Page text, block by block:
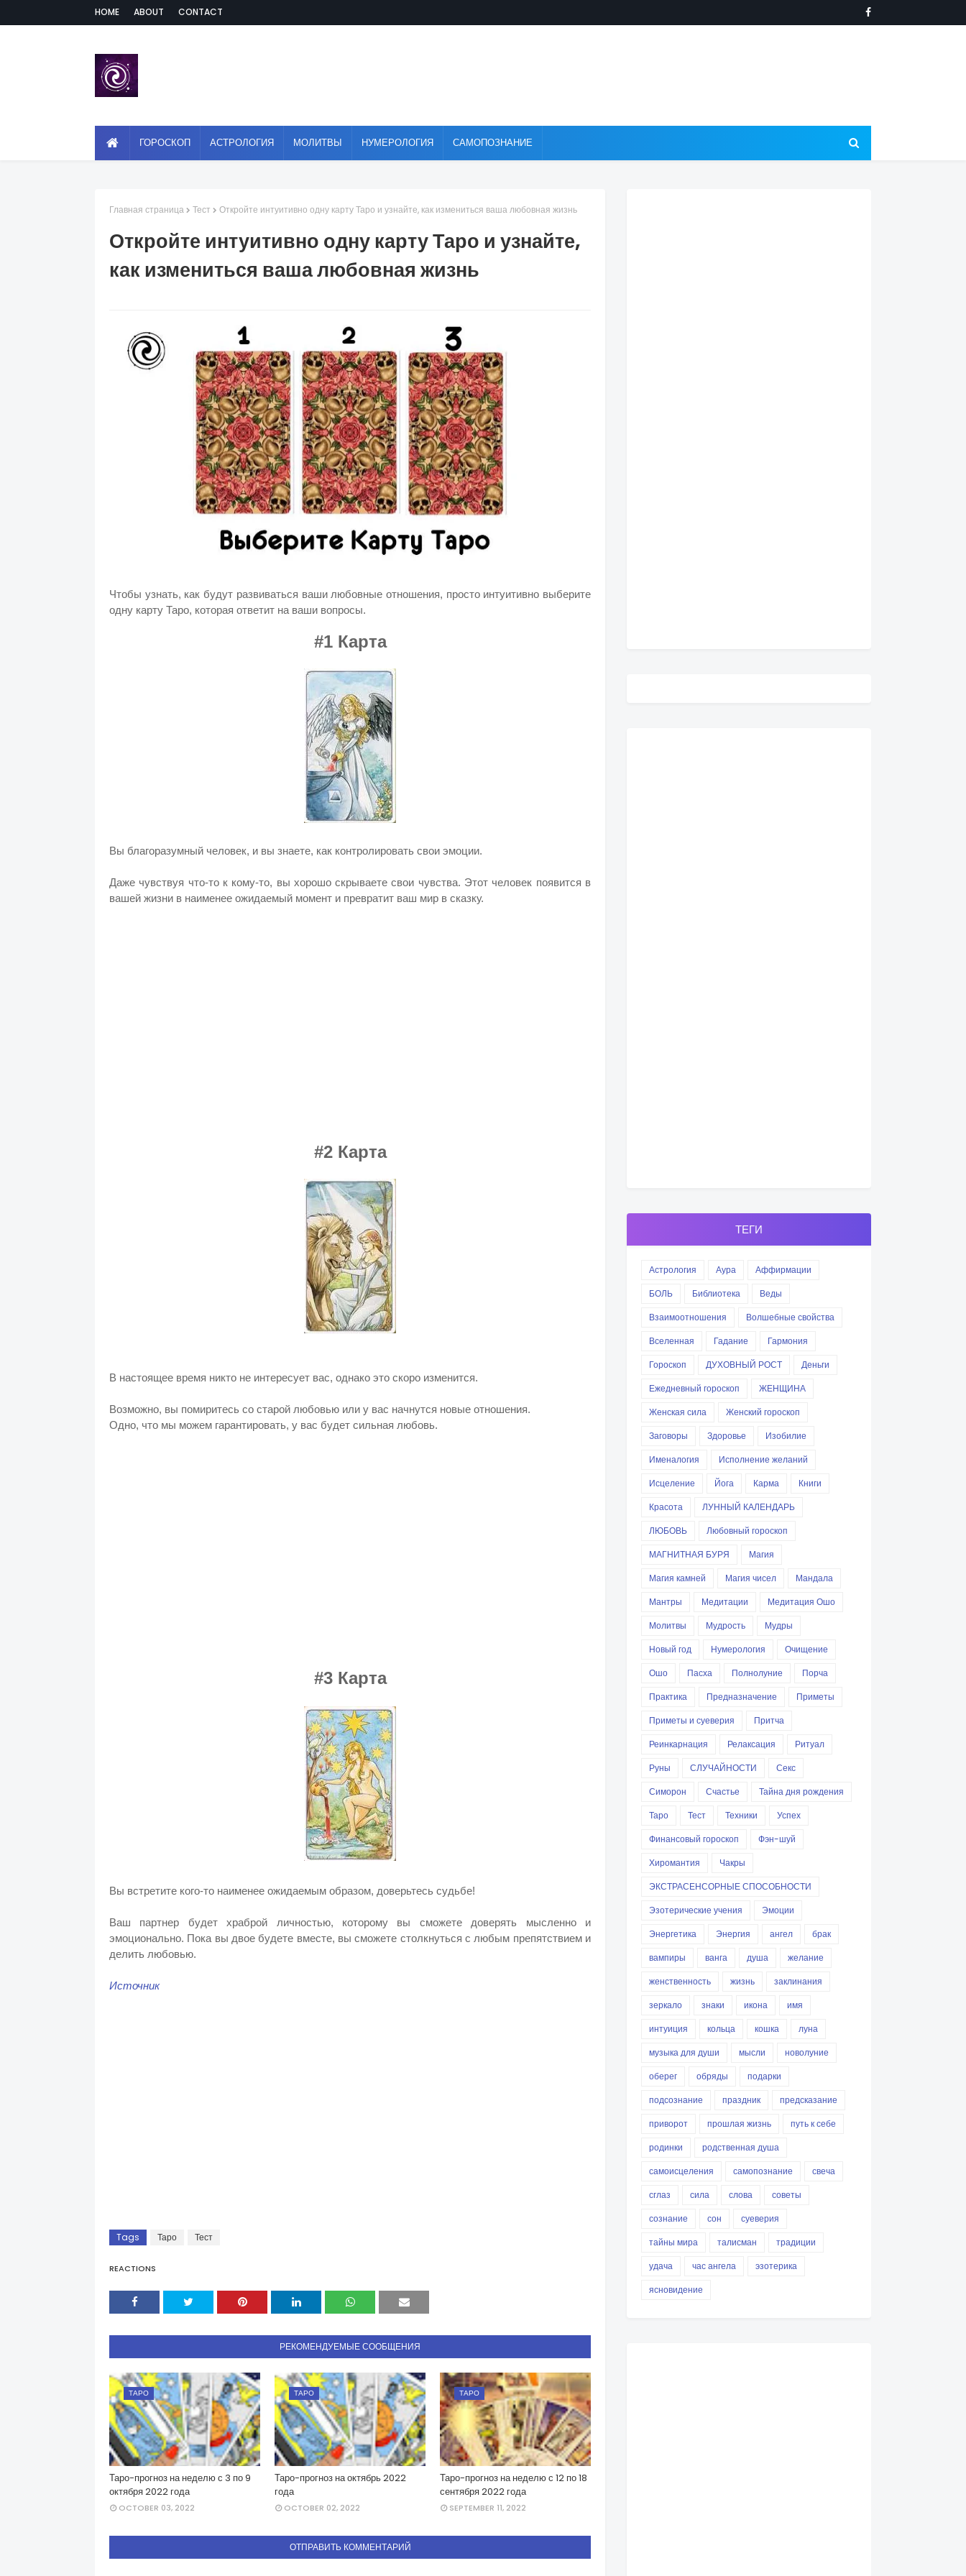
HOME ABOUT CONTACT
ГОРОСКОП АСТРОЛОГИЯ МОЛИТВЫ НУМЕРОЛОГИЯ САМОПОЗНАНИЕ
Главная страница Тест Откройте интуитивно одну карту Таро и узнайте, как измениться ваша любовная жизнь
Откройте интуитивно одну карту Таро и узнайте,
как измениться ваша любовная жизнь
Чтобы узнать, как будут развиваться ваши любовные отношения, просто интуитивно выберите
одну карту Таро, которая ответит на ваши вопросы.
#1 Карта
Вы благоразумный человек, и вы знаете, как контролировать свои эмоции.
Даже чувствуя что-то к кому-то, вы хорошо скрываете свои чувства. Этот человек появится в
вашей жизни в наименее ожидаемый момент и превратит ваш мир в сказку.
#2 Карта
В настоящее время никто не интересует вас, однако это скоро изменится.
Возможно, вы помиритесь со старой любовью или у вас начнутся новые отношения.
Одно, что мы можем гарантировать, у вас будет сильная любовь.
#3 Карта
Вы встретите кого-то наименее ожидаемым образом, доверьтесь судьбе!
Ваш партнер будет храброй личностью, которому вы сможете доверять мысленно и
эмоционально. Пока вы двое будете вместе, вы сможете столкнуться с любым препятствием и
делить любовью.
Источник
Tags Таро Тест
REACTIONS
РЕКОМЕНДУЕМЫЕ СООБЩЕНИЯ
ТАРО
Таро-прогноз на неделю с 3 по 9
октября 2022 года
OCTOBER 03, 2022
ТАРО
Таро-прогноз на октябрь 2022
года
OCTOBER 02, 2022
ТАРО
Таро-прогноз на неделю с 12 по 18
сентября 2022 года
SEPTEMBER 11, 2022
ОТПРАВИТЬ КОММЕНТАРИЙ
ТЕГИ
Астрология Аура
Аффирмации
БОЛЬ
Библиотека
Веды
Взаимоотношения
Волшебные свойства
Вселенная
Гадание
Гармония
Гороскоп
ДУХОВНЫЙ РОСТ
Деньги
Ежедневный гороскоп
ЖЕНЩИНА
Женская сила
Женский гороскоп
Заговоры
Здоровье
Изобилие
Именалогия
Исполнение желаний
Исцеление
Йога Карма
Книги
Красота
ЛУННЫЙ КАЛЕНДАРЬ
ЛЮБОВЬ
Любовный гороскоп
МАГНИТНАЯ БУРЯ
Магия
Магия камней
Магия чисел
Мандала
Мантры
Медитации
Медитация Ошо
Молитвы
Мудрость
Мудры
Новый год
Нумерология
Очищение
Ошо
Пасха Полнолуние
Порча
Практика
Предназначение
Приметы
Приметы и суеверия
Притча
Реинкарнация
Релаксация
Ритуал
Руны
СЛУЧАЙНОСТИ
Секс
Симорон
Счастье
Тайна дня рождения
Таро
Тест Техники
Успех
Финансовый гороскоп
Фэн-шуй
Хиромантия
Чакры
ЭКСТРАСЕНСОРНЫЕ СПОСОБНОСТИ
Эзотерические учения
Эмоции
Энергетика
Энергия ангел
брак
вампиры
ванга душа
желание
женственность
жизнь
заклинания
зеркало
знаки икона
имя
интуиция
кольца кошка
луна
музыка для души
мысли
новолуние
оберег
обряды
подарки
подсознание
праздник
предсказание
приворот
прошлая жизнь
путь к себе
родинки
родственная душа
самоисцеления
самопознание
свеча
сглаз
сила слова
советы
сознание
сон
суеверия
тайны мира
талисман
традиции
удача
час ангела
эзотерика
ясновидение